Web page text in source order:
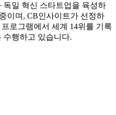
독일 혁신 스타트업을 육성하
이며, CB인사이트가 선정하
로그램에서 세계 14위를 기록
수행하고 있습니다.